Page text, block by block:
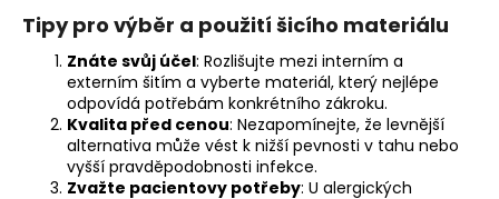
Tipy pro výběr a použití šicího materiálu
Znáte svůj účel: Rozlišujte mezi interním a
externím šitím a vyberte materiál, který nejlépe
odpovídá potřebám konkrétního zákroku.
Kvalita před cenou: Nezapomínejte, že levnější
alternativa může vést k nižší pevnosti v tahu nebo
vyšší pravděpodobnosti infekce.
Zvažte pacientovy potřeby: U alergických
o